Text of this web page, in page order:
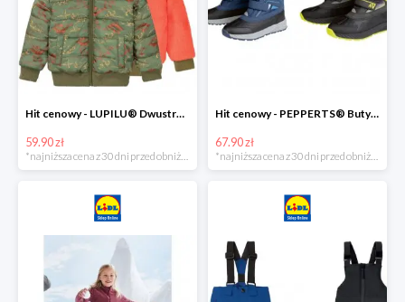
Hit cenowy - LUPILU® Dwustronna kurtka dziecięca z polarem
59.90 zł
*najniższa cena z 30 dni przed obniżką
Hit cenowy - PEPPERTS® Buty zimowe chłopięce
67.90 zł
*najniższa cena z 30 dni przed obniżką